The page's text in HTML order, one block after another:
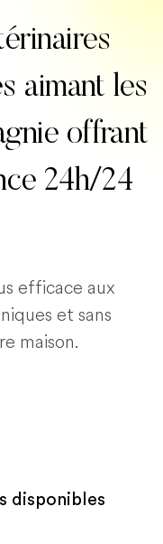
aimant les
offrant
24h/24
efficace aux
et sans
maison.
disponibles